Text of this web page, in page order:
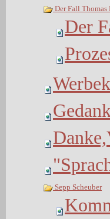
Der Fall Thomas
Der
Sepp Scheuber